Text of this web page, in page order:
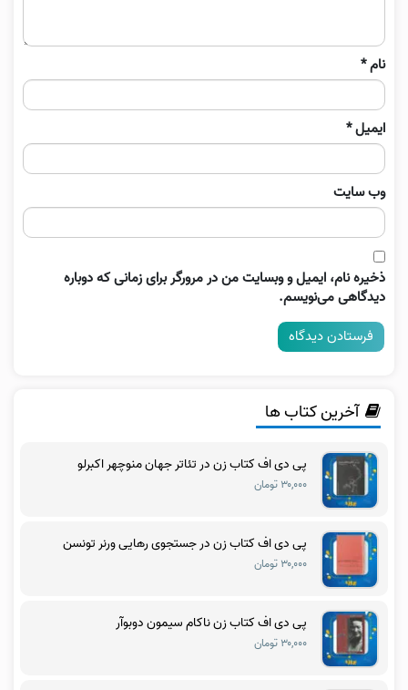
نام*
ایمیل*
وب‌ سایت
ذخیره نام، ایمیل و وبسایت من در مرورگر برای زمانی که دوباره
دیدگاهی می‌نویسم.
آخرین کتاب ها
پی دی اف کتاب زن در تئاتر جهان منوچهر اکبرلو
۳۰,۰۰۰ تومان
پی دی اف کتاب زن در جستجوی رهایی ورنر تونسن
۳۰,۰۰۰ تومان
پی دی اف کتاب زن ناکام سیمون دوبوآر
۳۰,۰۰۰ تومان